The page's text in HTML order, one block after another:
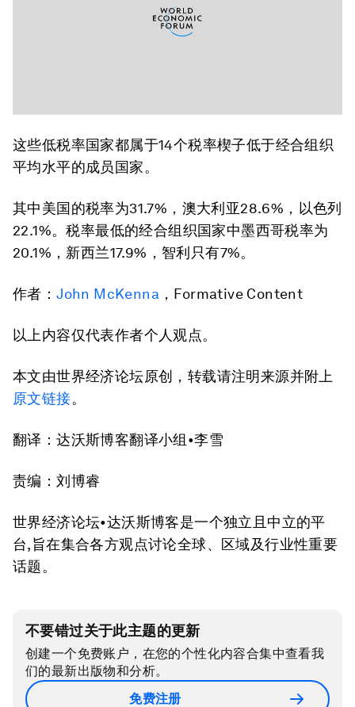
这些低税率国家都属于14个税率楔子低于经合组织
平均水平的成员国家。
其中美国的税率为31.7%，澳大利亚28.6%，以色列
22.1%。税率最低的经合组织国家中墨西哥税率为
20.1%，新西兰17.9%，智利只有7%。
作者：John McKenna ，Formative Content
以上内容仅代表作者个人观点。
本文由世界经济论坛原创，转载请注明来源并附上
原文链接。
翻译：达沃斯博客翻译小组•李雪
责编：刘博睿
世界经济论坛•达沃斯博客是一个独立且中立的平
台,旨在集合各方观点讨论全球、区域及行业性重要
话题。
不要错过关于此主题的更新
创建一个免费账户，在您的个性化内容合集中查看我
们的最新出版物和分析。
免费注册